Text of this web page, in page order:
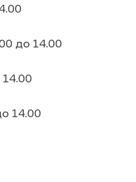
до 14.00
14.00